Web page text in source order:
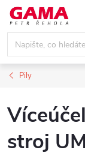
Přejít
obsah
Pily
stroj